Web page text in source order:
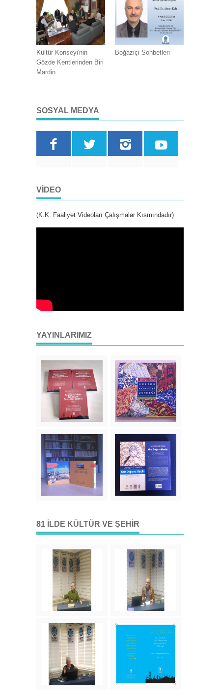
Kültür Konseyi'nin
Gözde Kentlerinden Biri
Mardin
Boğaziçi Sohbetleri
SOSYAL MEDYA
VIDEO
(K.K. Faaliyet Videoları Çalışmalar Kısmındadır)
YAYINLARIMIZ
81 İLDE KÜLTÜR VE ŞEHIR